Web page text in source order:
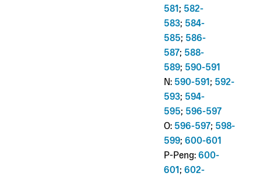
581 ; 582-
583; 584-
585; 586-
587; 588-
589; 590-591
N: 590-591 ; 592-
593; 594-
595; 596-597
O: 596-597; 598-
599; 600-601
P-Peng: 600-
601 ; 602-